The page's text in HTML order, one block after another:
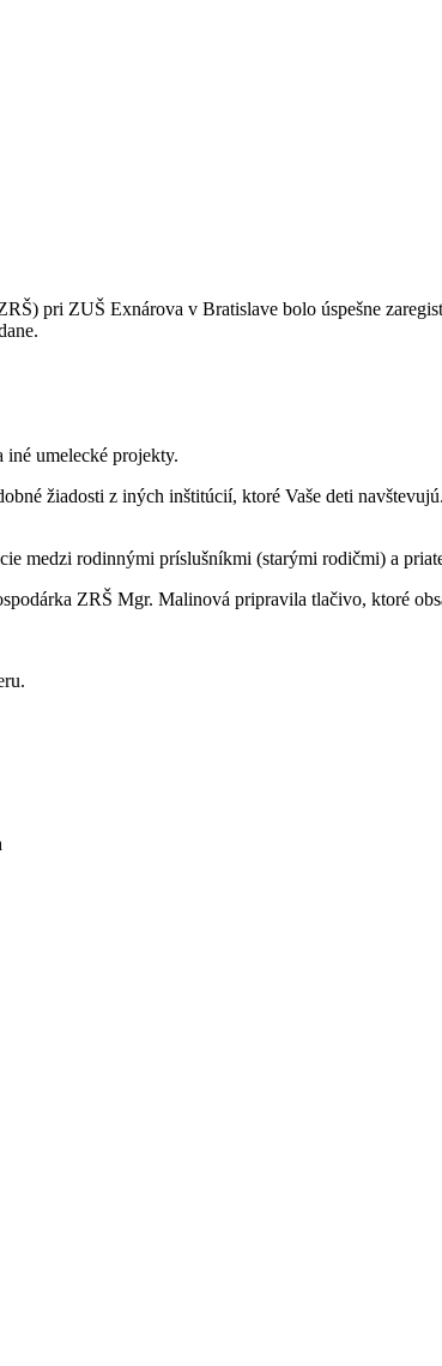
pri ZUŠ Exnárova v Bratislave bolo úspešne
umelecké projekty.
žiadosti z iných inštitúcií, ktoré Vaše deti
medzi rodinnými príslušníkmi (starými rodičmi) a
ZRŠ Mgr. Malinová pripravila tlačivo, ktoré